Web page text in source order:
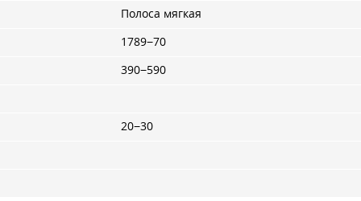
Полоса мягкая
1789−70
390−590
20−30